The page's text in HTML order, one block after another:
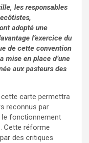
les responsables
adopté une
l’exercice du
de cette convention
mise en place d’une
aux pasteurs des
cette carte permettra
reconnus par
le fonctionnement
Cette réforme
des critiques